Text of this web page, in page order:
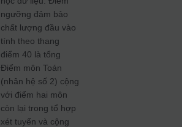
ngưỡng đảm bảo
chất lượng đầu vào
tính theo thang
điểm 40 là tổng
Điểm môn Toán
(nhân hệ số 2) cộng
với điểm hai môn
còn lại trong tổ hợp
xét tuyển và cộng